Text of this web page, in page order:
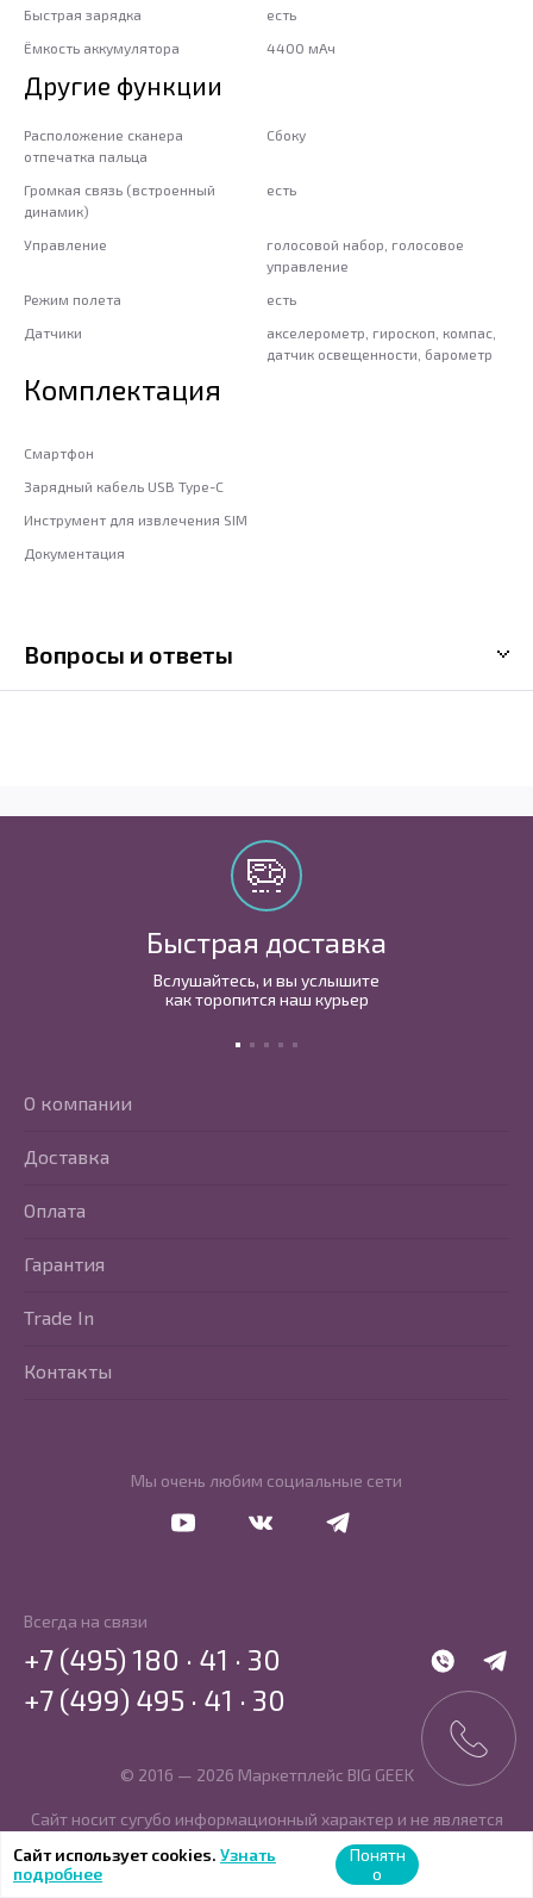
Быстрая зарядка
есть
Ёмкость аккумулятора
4400 мАч
Другие функции
Расположение сканера
отпечатка пальца
Сбоку
Громкая связь (встроенный
динамик)
есть
Управление
голосовой набор, голосовое
управление
Режим полета
есть
Датчики
акселерометр, гироскоп, компас,
датчик освещенности, барометр
Комплектация
Смартфон
Зарядный кабель USB Type-C
Инструмент для извлечения SIM
Документация
Вопросы и ответы
Быстрая доставка
Вслушайтесь, и вы услышите
как торопится наш курьер
Мы очень любим социальные сети
О компании
Доставка
Оплата
Гарантия
Trade In
Контакты
Всегда на связи
WhatsApp
+7 (495) 180 · 41 · 30
+7 (499) 495 · 41 · 30
© 2016 — 2026 Маркетплейс BIG GEEK
Сайт носит сугубо информационный характер и не является
публичной офертой, определяемой Статьей 437 (2) ГК РФ.
SBP
PCI DSS PayKeeper
Сайт использует cookies. Узнать
подробнее
Понятн
о